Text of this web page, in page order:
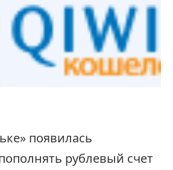
появилась
рублевый счет